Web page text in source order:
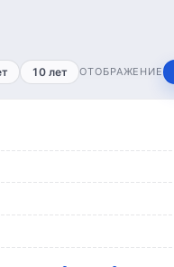
10 лет ОТОБРАЖЕНИЕ